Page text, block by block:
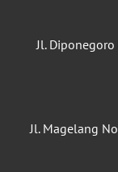
Jl. Diponegoro
Jl. Magelang